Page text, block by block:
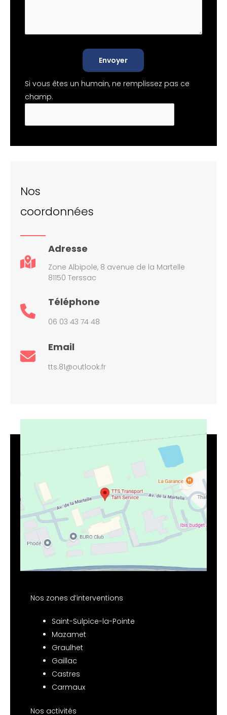
Envoyer
Si vous êtes un humain, ne remplissez pas ce
champ.
Nos
coordonnées
Adresse
Zone Albipole, 8 avenue de la Martelle
81150 Terssac
Téléphone
06 03 43 74 48
Email
tts.81@outlook.fr
Nos zones d’interventions
Saint-Sulpice-la-Pointe
Mazamet
Graulhet
Gaillac
Castres
Carmaux
Nos activités